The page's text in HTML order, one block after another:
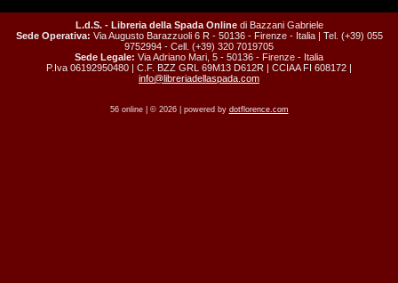
L.d.S. - Libreria della Spada Online di Bazzani Gabriele
Sede Operativa: Via Augusto Barazzuoli 6 R - 50136 - Firenze - Italia | Tel. (+39) 055
9752994 - Cell. (+39) 320 7019705
Sede Legale: Via Adriano Mari, 5 - 50136 - Firenze - Italia
P.Iva 06192950480 | C.F. BZZ GRL 69M13 D612R | CCIAA FI 608172 |
info@libreriadellaspada.com
56 online | © 2026 | powered by dotflorence.com